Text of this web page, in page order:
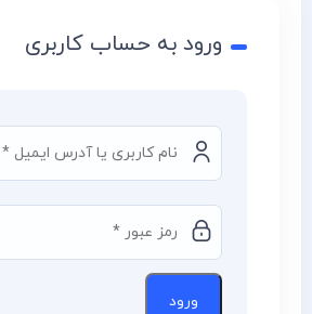
ورود به حساب کاربری
ورود